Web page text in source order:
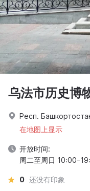
乌法市历史博
Респ.
在地图上显示
开放时间:
周二至周日
0 还没有印象